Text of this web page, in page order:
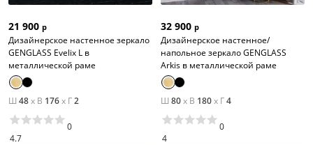
21 900 р
Дизайнерское настенное зеркало
GENGLASS Evelix L в
металлической раме
Ш 48x В 176x Г2
4.7
0
32 900 р
Дизайнерское настенное/
напольное зеркало GENGLASS
Arkis в металлической раме
Ш 80x В 180x Г4
4
0